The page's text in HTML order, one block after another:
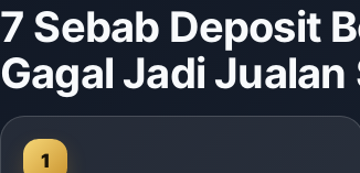
7 Sebab Deposit
Gagal Jadi Jualan
1